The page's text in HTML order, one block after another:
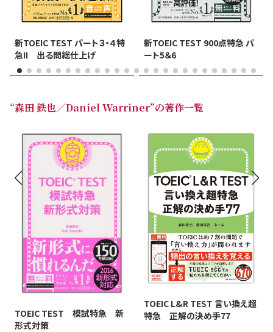
新TOEIC TEST パート３・４特
急II 出る問総仕上げ
新TOEIC TEST 900点特急 パ
ート5＆6
“森田 鉄也／Daniel Warriner”の著作一覧
TOEIC TEST 模試特急 新
形式対策
TOEIC L&R TEST 言い換え超
特急 正解の決め手77